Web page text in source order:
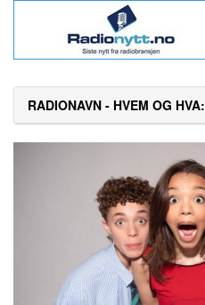
RADIONAVN - HVEM OG HVA: